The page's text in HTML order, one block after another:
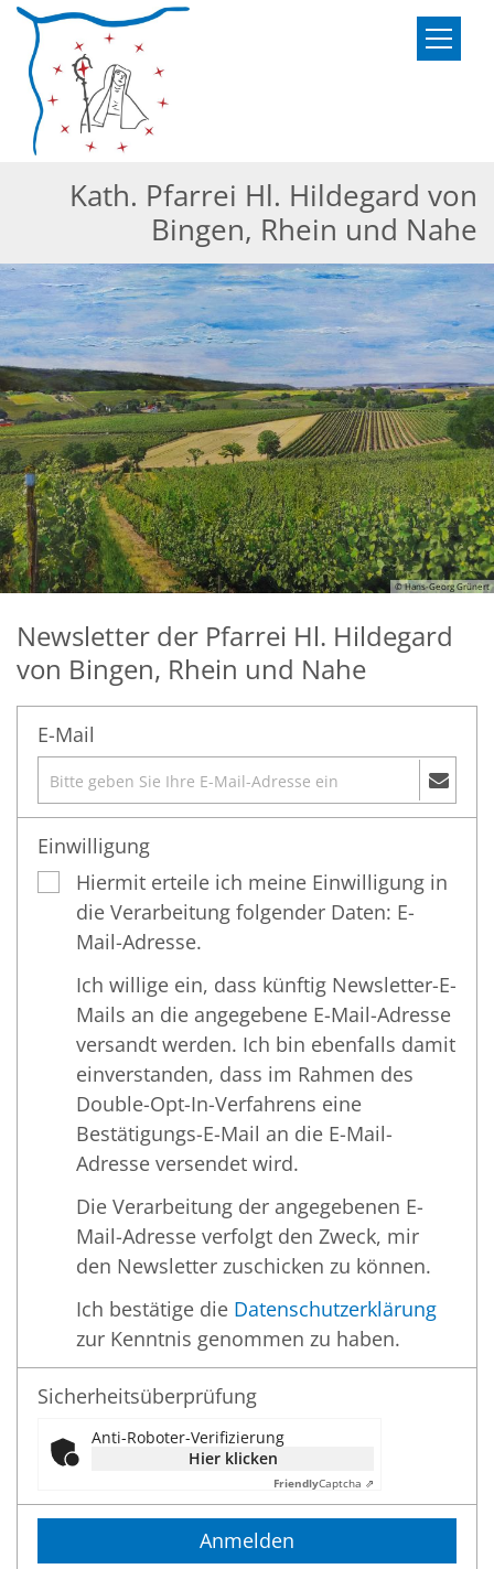
Zum Inhalt springen
Kath. Pfarrei Hl. Hildegard von
Bingen, Rhein und Nahe
© Hans-Georg Grünert
Newsletter der Pfarrei Hl. Hildegard
von Bingen, Rhein und Nahe
E-Mail
Einwilligung
Hiermit erteile ich meine Einwilligung in
die Verarbeitung folgender Daten: E-
Mail-Adresse.
Ich willige ein, dass künftig Newsletter-E-
Mails an die angegebene E-Mail-Adresse
versandt werden. Ich bin ebenfalls damit
einverstanden, dass im Rahmen des
Double-Opt-In-Verfahrens eine
Bestätigungs-E-Mail an die E-Mail-
Adresse versendet wird.
Die Verarbeitung der angegebenen E-
Mail-Adresse verfolgt den Zweck, mir
den Newsletter zuschicken zu können.
Ich bestätige die Datenschutzerklärung
zur Kenntnis genommen zu haben.
Sicherheitsüberprüfung
Anti-Roboter-Verifizierung
Hier klicken
FriendlyCaptcha ⇗
Anmelden